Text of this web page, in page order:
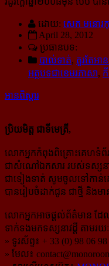
ដោយ: សេក មនោរកុ
April 28, 2012
ប្រធានបទ:
បាល់ទាត់, គួរតែអា
អត្ថបទជាខេមរភាសា,
អានពិស្ដារ
ប្រិយមិត្ត ជាទីមេត្រី,
លោកអ្នកកំពុងពិគ្រោះគេហទំព័
ជាសំណៅឯកសារ របស់ទស្សនាវ
ជាទៀងទាត់ សូមចូលទៅកាន់​
បានរៀបចំដាក់ជូន ជាថ្មី និងម
លោកអ្នកអាចផ្ដល់ព័ត៌មាន ដ
ទាក់ទងមកទស្សនាវដ្ដី តាមរយ
» ទូរស័ព្ទ៖ + 33 (0) 98 06
» មែល៖